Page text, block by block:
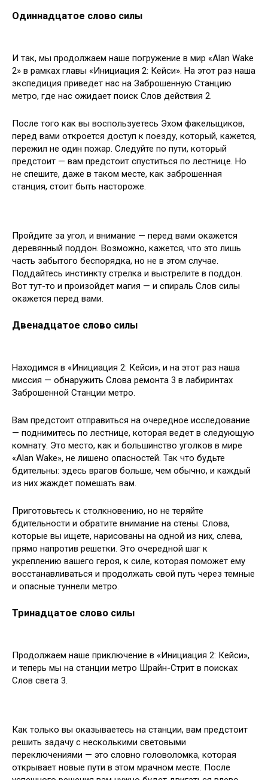
Одиннадцатое слово силы
И так, мы продолжаем наше погружение в мир «Alan Wake
2» в рамках главы «Инициация 2: Кейси». На этот раз наша
экспедиция приведет нас на Заброшенную Станцию
метро, где нас ожидает поиск Слов действия 2.
После того как вы воспользуетесь Эхом факельщиков,
перед вами откроется доступ к поезду, который, кажется,
пережил не один пожар. Следуйте по пути, который
предстоит — вам предстоит спуститься по лестнице. Но
не спешите, даже в таком месте, как заброшенная
станция, стоит быть настороже.
Пройдите за угол, и внимание — перед вами окажется
деревянный поддон. Возможно, кажется, что это лишь
часть забытого беспорядка, но не в этом случае.
Поддайтесь инстинкту стрелка и выстрелите в поддон.
Вот тут-то и произойдет магия — и спираль Слов силы
окажется перед вами.
Двенадцатое слово силы
Находимся в «Инициация 2: Кейси», и на этот раз наша
миссия — обнаружить Слова ремонта 3 в лабиринтах
Заброшенной Станции метро.
Вам предстоит отправиться на очередное исследование
— поднимитесь по лестнице, которая ведет в следующую
комнату. Это место, как и большинство уголков в мире
«Alan Wake», не лишено опасностей. Так что будьте
бдительны: здесь врагов больше, чем обычно, и каждый
из них жаждет помешать вам.
Приготовьтесь к столкновению, но не теряйте
бдительности и обратите внимание на стены. Слова,
которые вы ищете, нарисованы на одной из них, слева,
прямо напротив решетки. Это очередной шаг к
укреплению вашего героя, к силе, которая поможет ему
восстанавливаться и продолжать свой путь через темные
и опасные туннели метро.
Тринадцатое слово силы
Продолжаем наше приключение в «Инициация 2: Кейси»,
и теперь мы на станции метро Шрайн-Стрит в поисках
Слов света 3.
Как только вы оказываетесь на станции, вам предстоит
решить задачу с несколькими световыми
переключениями — это словно головоломка, которая
открывает новые пути в этом мрачном месте. После